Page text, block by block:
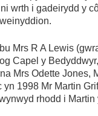
wrth i gadeirydd y
Mrs R A Lewis
Capel y
Mrs Odette Jones,
1998 Mr Martin
rhodd i Martin